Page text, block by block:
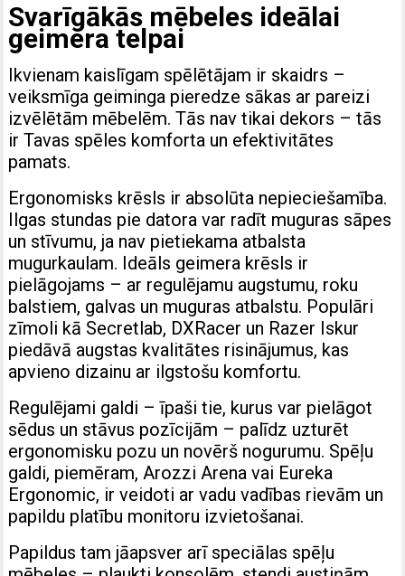
Svarīgākās mēbeles ideālai
geimera telpai
Ikvienam kaislīgam spēlētājam ir skaidrs –
veiksmīga geiminga pieredze sākas ar pareizi
izvēlētām mēbelēm. Tās nav tikai dekors – tās
ir Tavas spēles komforta un efektivitātes
pamats.
Ergonomisks krēsls ir absolūta nepieciešamība.
Ilgas stundas pie datora var radīt muguras sāpes
un stīvumu, ja nav pietiekama atbalsta
mugurkaulam. Ideāls geimera krēsls ir
pielāgojams – ar regulējamu augstumu, roku
balstiem, galvas un muguras atbalstu. Populāri
zīmoli kā Secretlab, DXRacer un Razer Iskur
piedāvā augstas kvalitātes risinājumus, kas
apvieno dizainu ar ilgstošu komfortu.
Regulējami galdi – īpaši tie, kurus var pielāgot
sēdus un stāvus pozīcijām – palīdz uzturēt
ergonomisku pozu un novērš nogurumu. Spēļu
galdi, piemēram, Arozzi Arena vai Eureka
Ergonomic, ir veidoti ar vadu vadības rievām un
papildu platību monitoru izvietošanai.
Papildus tam jāapsver arī speciālas spēļu